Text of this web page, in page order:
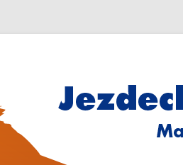
Jezdecký